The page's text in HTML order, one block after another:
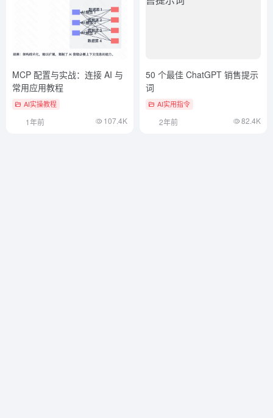
MCP 配置与实战：连接 AI 与
常用应用教程
AI实操教程
1年前 107.4K
50 个最佳 ChatGPT 销售提示
词
AI实用指令
2年前 82.4K